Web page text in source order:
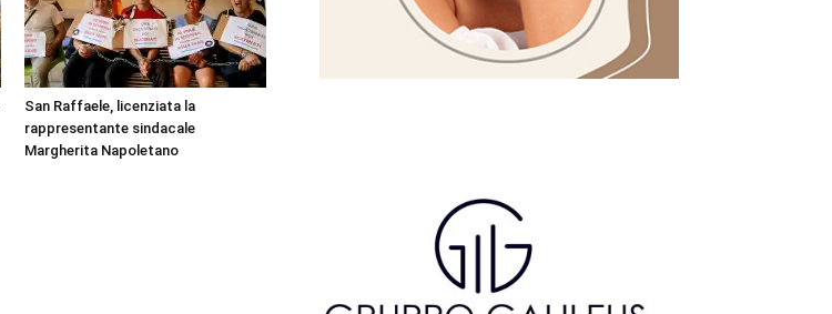
San Raffaele, licenziata la
rappresentante sindacale
Margherita Napoletano